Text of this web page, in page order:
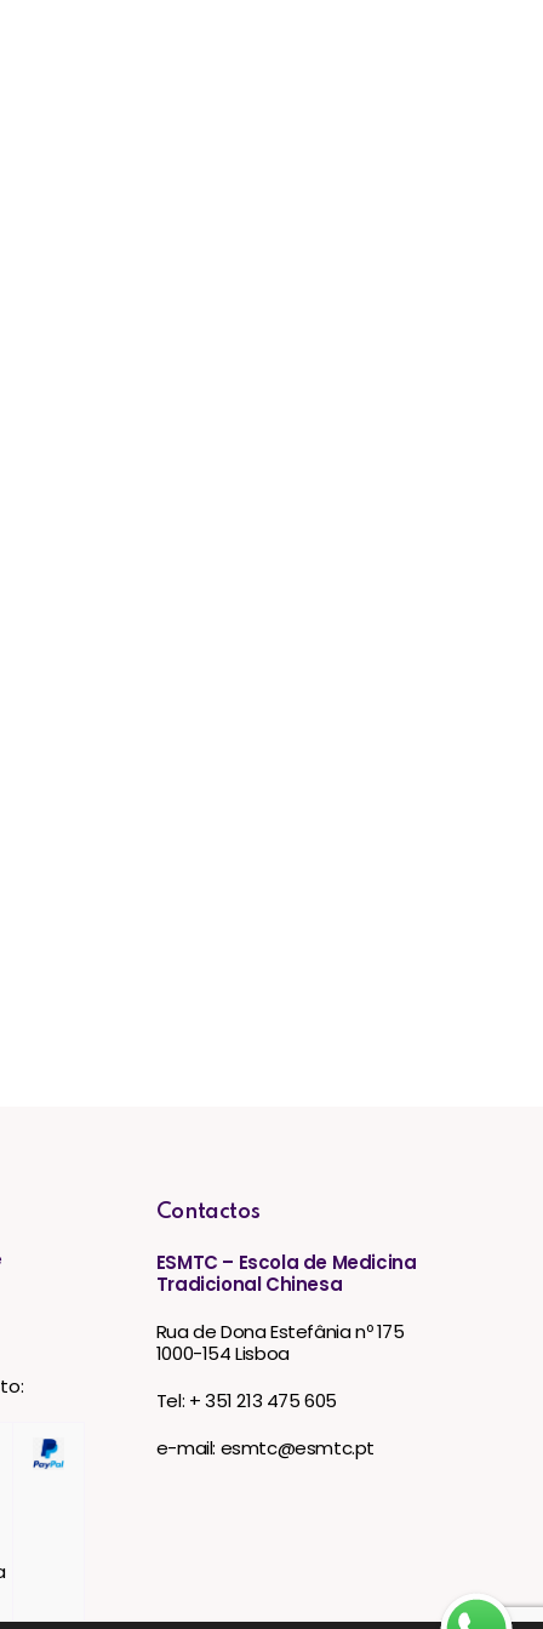
Contactos
ESMTC – Escola de Medicina
Tradicional Chinesa
Rua de Dona Estefânia nº 175
1000-154 Lisboa
Tel: + 351 213 475 605
e-mail: esmtc@esmtc.pt